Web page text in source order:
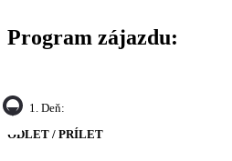
Program zájazdu:
1. Deň:
ODLET / PRÍLET